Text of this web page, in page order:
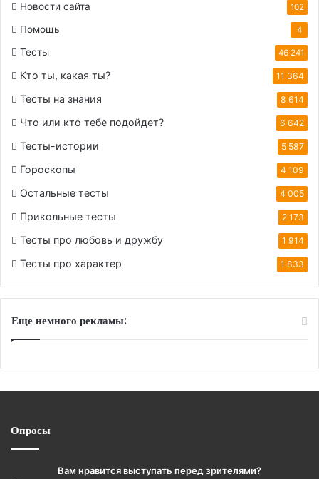
Новости сайта 102
Помощь 4
Тесты 46 241
Кто ты, какая ты? 11 364
Тесты на знания 8 614
Что или кто тебе подойдет? 6 642
Тесты-истории 5 587
Гороскопы 4 109
Остальные тесты 4 005
Прикольные тесты 2 173
Тесты про любовь и дружбу 1 914
Тесты про характер 1 833
Еще немного рекламы:
Опросы
Вам нравится выступать перед зрителями?